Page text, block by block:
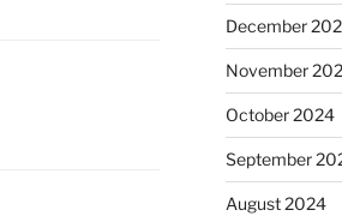
December
November
October 2024
September
August 2024